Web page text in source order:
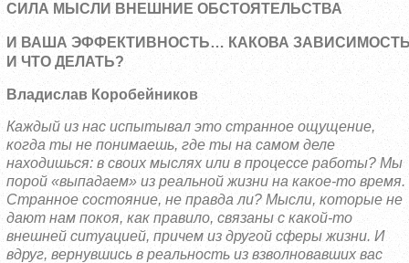
СИЛА МЫСЛИ ВНЕШНИЕ ОБСТОЯТЕЛЬСТВА
И ВАША ЭФФЕКТИВНОСТЬ… КАКОВА
И ЧТО ДЕЛАТЬ?
Владислав Коробейников
Каждый из нас испытывал это странное ощущение,
когда ты не понимаешь, где ты на самом деле
находишься: в своих мыслях или в процессе работы? Мы
порой «выпадаем» из реальной жизни на какое-то время.
Странное состояние, не правда ли? Мысли, которые не
дают нам покоя, как правило, связаны с какой-то
внешней ситуацией, причем из другой сферы жизни. И
вдруг, вернувшись в реальность из взволновавших вас